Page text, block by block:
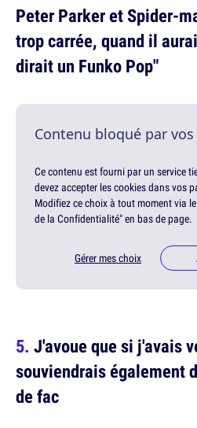
Peter Parker et Spider-
trop carrée, quand il
dirait un Funko Pop"
Contenu bloqué par
Ce contenu est fourni par un service
devez accepter les cookies dans vos
Modifiez ce choix à tout moment via
de la Confidentialité" en bas de page.
Gérer mes choix
J'avoue que si j'avais
souviendrais également
de fac